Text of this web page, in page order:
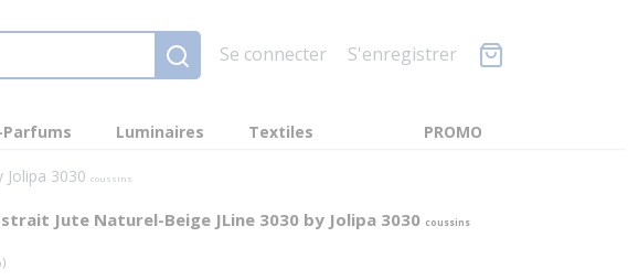
Se connecter S'enregistrer
PROMO
Luminaires Textiles
Jolipa 3030 coussins
Jute Naturel-Beige JLine 3030 by Jolipa 3030 coussins